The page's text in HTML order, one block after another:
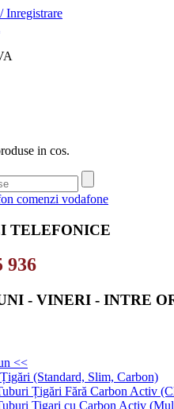
/Inregistrare
in cos.
TELEFONICE
936
- VINERI - INTRE
<<
(Standard, Slim, Carbon)
Țigări Fără Carbon Activ
Tigari cu Carbon Activ